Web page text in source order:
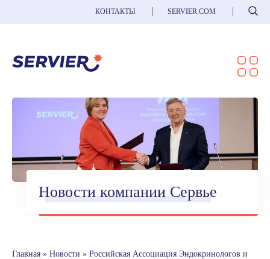
КОНТАКТЫ SERVIER.COM Поиск
Новости компании Сервье
Главная » Новости » Российская Ассоциация Эндокринологов и